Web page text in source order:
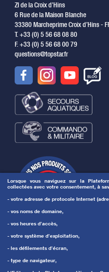
Lorsque vous naviguez sur la
collectées avec votre consentement, à
- votre adresse de protocole Internet
- vos noms de domaine,
- vos heures d’accès,
- votre système d’exploitation,
- les défilements d’écran,
- type de navigateur,
ZI de la Croix d’Hins
6 Rue de la Maison Blanche
33380 Marcheprime Croix d’Hins -
T. +33 (0) 5 56 68 08 80
F. +33 (0) 5 56 68 00 79
questions@topstar.fr